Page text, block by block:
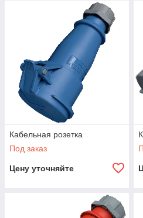
Кабельная розетка
Под заказ
Цену уточняйте